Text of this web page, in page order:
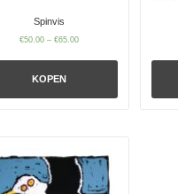
Spinvis
€50.00– €65.00
KOPEN